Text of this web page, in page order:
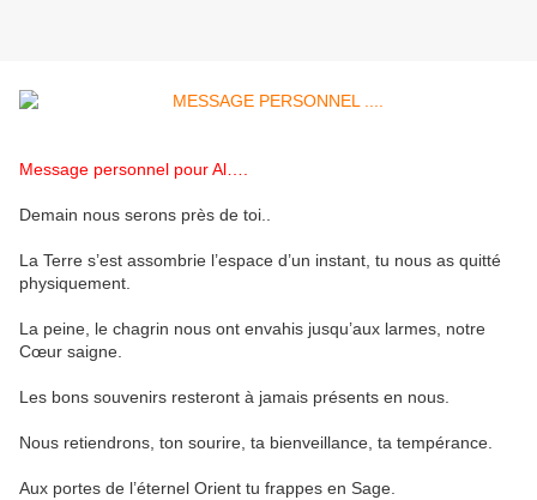
Message personnel pour Al….
Demain nous serons près de toi..
La Terre s’est assombrie l’espace d’un instant, tu nous as quitté
physiquement.
La peine, le chagrin nous ont envahis jusqu’aux larmes, notre
Cœur saigne.
Les bons souvenirs resteront à jamais présents en nous.
Nous retiendrons, ton sourire, ta bienveillance, ta tempérance.
Aux portes de l’éternel Orient tu frappes en Sage.